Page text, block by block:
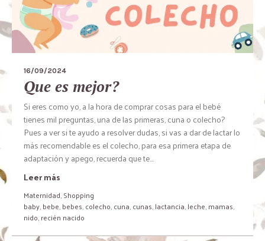
16/09/2024
Que es mejor?
Si eres como yo, a la hora de comprar cosas para el bebé
tienes mil preguntas, una de las primeras, cuna o colecho?
Pues a ver si te ayudo a resolver dudas, si vas a dar de lactar lo
más recomendable es el colecho, para esa primera etapa de
adaptación y apego, recuerda que te...
Leer más
Maternidad,Shopping
baby,bebe,bebes,colecho,cuna,cunas,lactancia,leche,mamas,
nido,recién nacido